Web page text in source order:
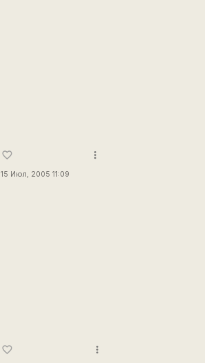
favorite_border
15 Июл, 2005 11:09
more_vert
favorite_border more_vert